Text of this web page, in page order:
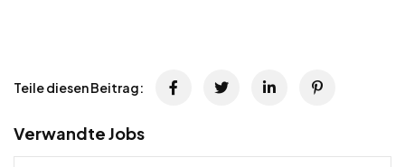
Teile diesen Beitrag:
Verwandte Jobs